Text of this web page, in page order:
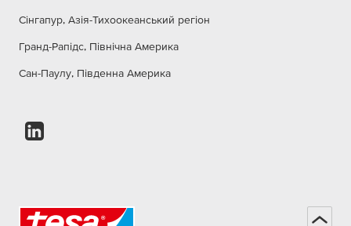
Сінгапур, Азія-Тихоокеанський регіон
Гранд-Рапідс, Північна Америка
Сан-Паулу, Південна Америка